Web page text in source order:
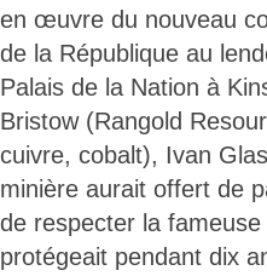
en œuvre du nouveau
de la République au
Palais de la Nation à
Bristow (Rangold
cuivre, cobalt), Ivan
minière aurait offert de
de respecter la fameuse
protégeait pendant dix